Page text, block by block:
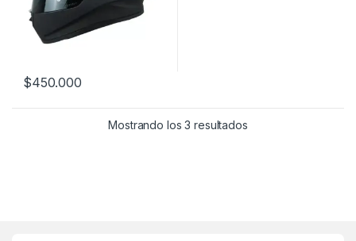
$450.000
Este producto tiene múltiples variantes. Las opciones se
Mostrando los 3 resultados